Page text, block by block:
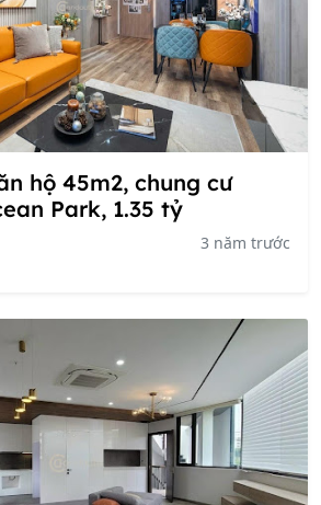
hộ 45m2, chung cư
Park, 1.35 tỷ
3 năm trước